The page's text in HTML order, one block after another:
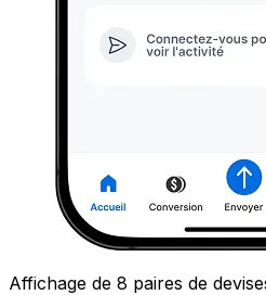
Affichage de 8 paires de